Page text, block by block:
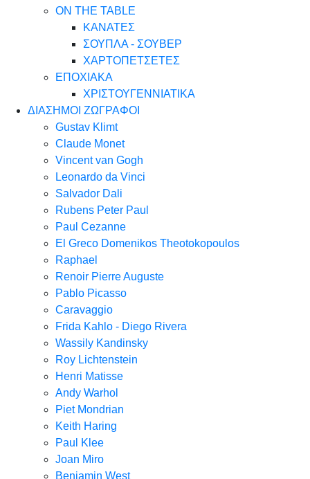
ON THE TABLE
ΚΑΝΑΤΕΣ
ΣΟΥΠΛΑ - ΣΟΥΒΕΡ
ΧΑΡΤΟΠΕΤΣΕΤΕΣ
ΕΠΟΧΙΑΚΑ
ΧΡΙΣΤΟΥΓΕΝΝΙΑΤΙΚΑ
ΔΙΑΣΗΜΟΙ ΖΩΓΡΑΦΟΙ
Gustav Klimt
Claude Monet
Vincent van Gogh
Leonardo da Vinci
Salvador Dali
Rubens Peter Paul
Paul Cezanne
El Greco Domenikos Theotokopoulos
Raphael
Renoir Pierre Auguste
Pablo Picasso
Caravaggio
Frida Kahlo - Diego Rivera
Wassily Kandinsky
Roy Lichtenstein
Henri Matisse
Andy Warhol
Piet Mondrian
Keith Haring
Paul Klee
Joan Miro
Benjamin West